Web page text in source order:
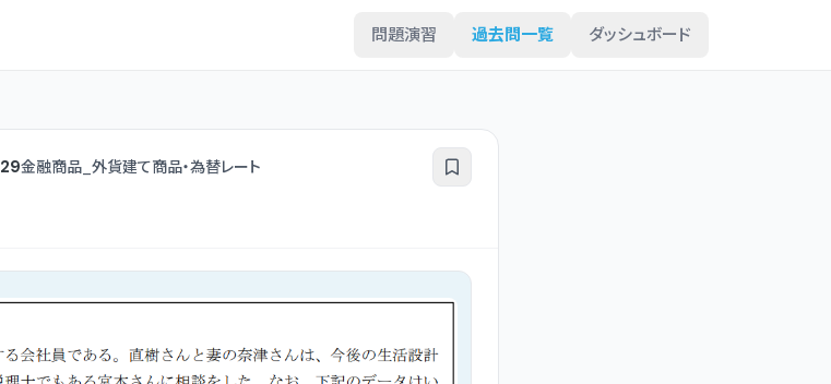
問題演習 過去問一覧 ダッシュボード
29金融商品_外貨建て商品・為替レート